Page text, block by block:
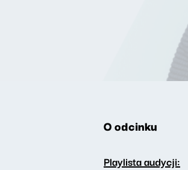
O odcinku
Playlista audycji: